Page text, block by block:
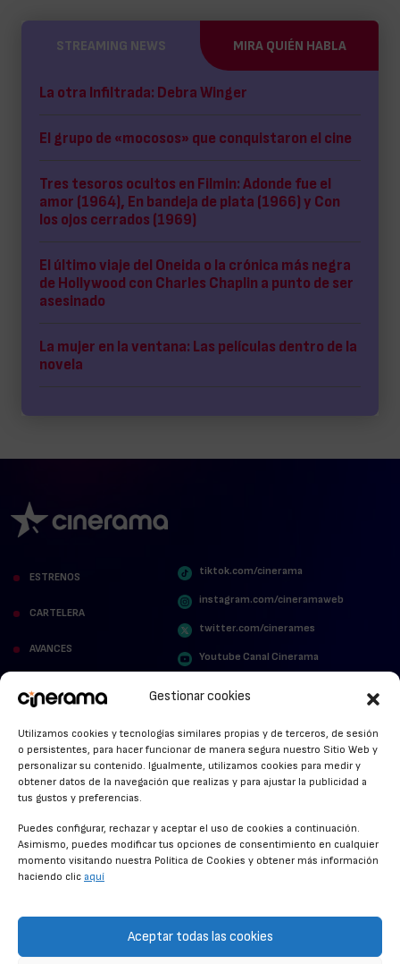
Gestionar cookies
Utilizamos cookies y tecnologías similares propias y de terceros, de sesión
o persistentes, para hacer funcionar de manera segura nuestro Sitio Web y
personalizar su contenido. Igualmente, utilizamos cookies para medir y
obtener datos de la navegación que realizas y para ajustar la publicidad a
tus gustos y preferencias.
Puedes configurar, rechazar y aceptar el uso de cookies a continuación.
Asimismo, puedes modificar tus opciones de consentimiento en cualquier
momento visitando nuestra Política de Cookies y obtener más información
haciendo clic aquí
Aceptar todas las cookies
STREAMING NEWS MIRA QUIÉN HABLA
La otra Infiltrada: Debra Winger
El grupo de «mocosos» que conquistaron el cine
Tres tesoros ocultos en Filmin: Adonde fue el
amor (1964), En bandeja de plata (1966) y Con
los ojos cerrados (1969)
El último viaje del Oneida o la crónica más negra
de Hollywood con Charles Chaplin a punto de ser
asesinado
La mujer en la ventana: Las películas dentro de la
novela
ESTRENOS
CARTELERA
AVANCES
STREAMING NEWS
ANUNCIOS DE CINE
tiktok.com/cinerama
instagram.com/cineramaweb
twitter.com/cinerames
Youtube Canal Cinerama
POLÍTICA DE COOKIES